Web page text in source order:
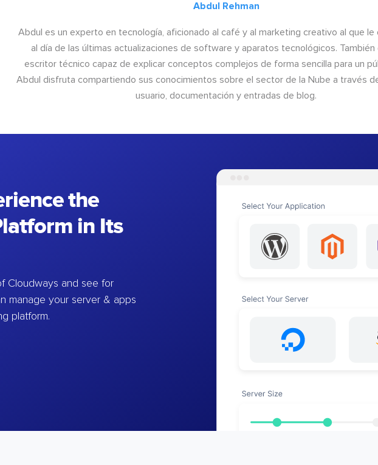
Abdul Rehman
Abdul es un experto en tecnología, aficionado al café y al marketing creativo al que le
al día de las últimas actualizaciones de software y aparatos tecnológicos. También
escritor técnico capaz de explicar conceptos complejos de forma sencilla para un
Abdul disfruta compartiendo sus conocimientos sobre el sector de la Nube a través
usuario, documentación y entradas de blog.
the
in Its
Cloudways and see for
manage your server & apps
platform.